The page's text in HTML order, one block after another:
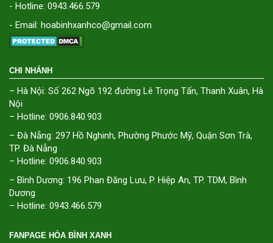
- Hotline: 0943.466.579
- Email: hoabinhxanhco@gmail.com
CHI NHÁNH
– Hà Nội: Số 262 Ngõ 192 đường Lê Trọng Tấn, Thanh Xuân, Hà
Nội
– Hotline: 0906.840.903
– Đà Nẵng: 297 Hồ Nghinh, Phường Phước Mỹ, Quận Sơn Trà,
TP. Đà Nẵng
– Hotline: 0906.840.903
– Bình Dương: 196 Phan Đăng Lưu, P. Hiệp An, TP. TDM, Bình
Dương
– Hotline: 0943.466.579
FANPAGE HÒA BÌNH XANH